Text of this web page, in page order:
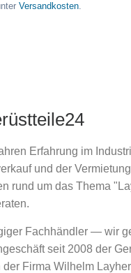
Versandkosten.
Erfahrung im
und der
rund um das Thema
Fachhändler — wir
seit 2008 der
der Firma Wilhelm